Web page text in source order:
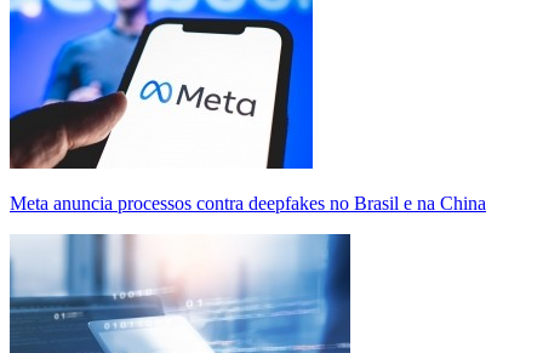
Meta anuncia processos contra deepfakes no Brasil e na China